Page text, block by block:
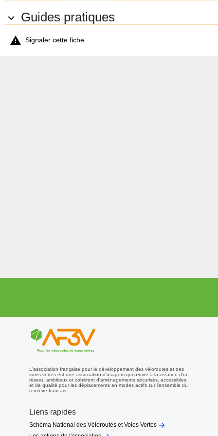
© AF3V - Tous droits réservés. Reproduction interdite sans
autorisation
 Guides pratiques
 Signaler cette fiche
L'association française pour le développement des véloroutes et des
voies vertes est une association d'usagers qui œuvre à la création d'un
réseau ambitieux et cohérent d'aménagements sécurisés, accessibles
et de qualité pour les déplacements en modes actifs sur l'ensemble du
territoire français.
Liens rapides
Schéma National des Véloroutes et Voies Vertes 